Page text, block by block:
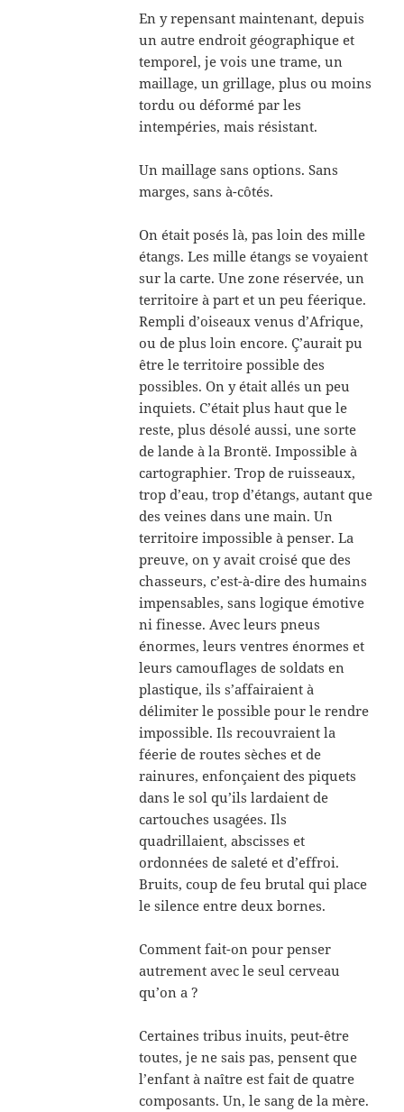
En y repensant maintenant, depuis
un autre endroit géographique et
temporel, je vois une trame, un
maillage, un grillage, plus ou moins
tordu ou déformé par les
intempéries, mais résistant.
Un maillage sans options. Sans
marges, sans à-côtés.
On était posés là, pas loin des mille
étangs. Les mille étangs se voyaient
sur la carte. Une zone réservée, un
territoire à part et un peu féerique.
Rempli d’oiseaux venus d’Afrique,
ou de plus loin encore. Ç’aurait pu
être le territoire possible des
possibles. On y était allés un peu
inquiets. C’était plus haut que le
reste, plus désolé aussi, une sorte
de lande à la Brontë. Impossible à
cartographier. Trop de ruisseaux,
trop d’eau, trop d’étangs, autant que
des veines dans une main. Un
territoire impossible à penser. La
preuve, on y avait croisé que des
chasseurs, c’est-à-dire des humains
impensables, sans logique émotive
ni finesse. Avec leurs pneus
énormes, leurs ventres énormes et
leurs camouflages de soldats en
plastique, ils s’affairaient à
délimiter le possible pour le rendre
impossible. Ils recouvraient la
féerie de routes sèches et de
rainures, enfonçaient des piquets
dans le sol qu’ils lardaient de
cartouches usagées. Ils
quadrillaient, abscisses et
ordonnées de saleté et d’effroi.
Bruits, coup de feu brutal qui place
le silence entre deux bornes.
Comment fait-on pour penser
autrement avec le seul cerveau
qu’on a ?
Certaines tribus inuits, peut-être
toutes, je ne sais pas, pensent que
l’enfant à naître est fait de quatre
composants. Un, le sang de la mère.